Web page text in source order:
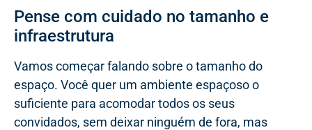
Pense com cuidado no tamanho e
infraestrutura
Vamos começar falando sobre o tamanho do
espaço. Você quer um ambiente espaçoso o
suficiente para acomodar todos os seus
convidados, sem deixar ninguém de fora, mas